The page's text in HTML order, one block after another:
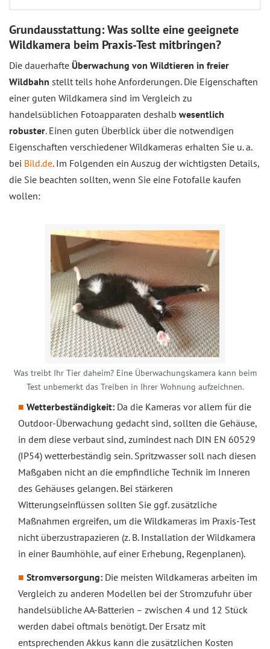
Grundausstattung: Was sollte eine geeignete
Wildkamera beim Praxis-Test mitbringen?
Die dauerhafte Überwachung von Wildtieren in freier
Wildbahn stellt teils hohe Anforderungen. Die Eigenschaften
einer guten Wildkamera sind im Vergleich zu
handelsüblichen Fotoapparaten deshalb wesentlich
robuster. Einen guten Überblick über die notwendigen
Eigenschaften verschiedener Wildkameras erhalten Sie u. a.
bei Bild.de. Im Folgenden ein Auszug der wichtigsten Details,
die Sie beachten sollten, wenn Sie eine Fotofalle kaufen
wollen:
Was treibt Ihr Tier daheim? Eine Überwachungskamera kann beim
Test unbemerkt das Treiben in Ihrer Wohnung aufzeichnen.
Wetterbeständigkeit: Da die Kameras vor allem für die
Outdoor-Überwachung gedacht sind, sollten die Gehäuse,
in dem diese verbaut sind, zumindest nach DIN EN 60529
(IP54) wetterbeständig sein. Spritzwasser soll nach diesen
Maßgaben nicht an die empfindliche Technik im Inneren
des Gehäuses gelangen. Bei stärkeren
Witterungseinflüssen sollten Sie ggf. zusätzliche
Maßnahmen ergreifen, um die Wildkameras im Praxis-Test
nicht überzustrapazieren (z. B. Installation der Wildkamera
in einer Baumhöhle, auf einer Erhebung, Regenplanen).
Stromversorgung: Die meisten Wildkameras arbeiten im
Vergleich zu anderen Modellen bei der Stromzufuhr über
handelsübliche AA-Batterien – zwischen 4 und 12 Stück
werden dabei oftmals benötigt. Der Ersatz mit
entsprechenden Akkus kann die zusätzlichen Kosten